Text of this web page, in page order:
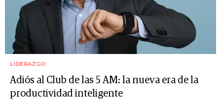
LIDERAZGO
Adiós al Club de las 5 AM: la nueva era de la
productividad inteligente